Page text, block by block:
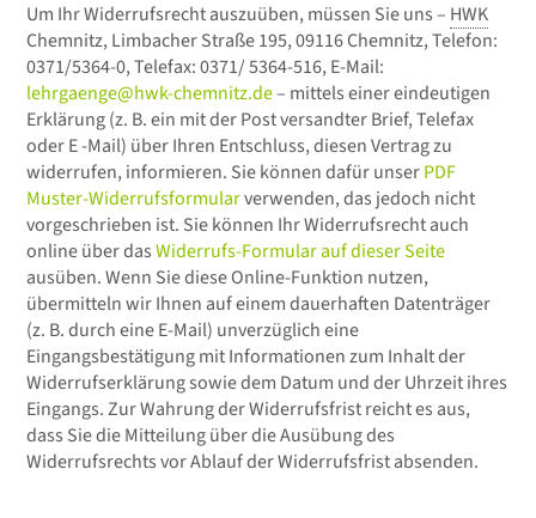
Um Ihr Widerrufsrecht auszuüben, müssen Sie uns – HWK
Chemnitz, Limbacher Straße 195, 09116 Chemnitz, Telefon:
0371/5364-0, Telefax: 0371/ 5364-516, E-Mail:
lehrgaenge@hwk-chemnitz.de– mittels einer eindeutigen
Erklärung (z. B. ein mit der Post versandter Brief, Telefax
oder E -Mail) über Ihren Entschluss, diesen Vertrag zu
widerrufen, informieren. Sie können dafür unserPDF
Muster-Widerrufsformularverwenden, das jedoch nicht
vorgeschrieben ist. Sie können Ihr Widerrufsrecht auch
online über dasWiderrufs-Formular auf dieser Seite
ausüben. Wenn Sie diese Online-Funktion nutzen,
übermitteln wir Ihnen auf einem dauerhaften Datenträger
(z. B. durch eine E-Mail) unverzüglich eine
Eingangsbestätigung mit Informationen zum Inhalt der
Widerrufserklärung sowie dem Datum und der Uhrzeit ihres
Eingangs. Zur Wahrung der Widerrufsfrist reicht es aus,
dass Sie die Mitteilung über die Ausübung des
Widerrufsrechts vor Ablauf der Widerrufsfrist absenden.